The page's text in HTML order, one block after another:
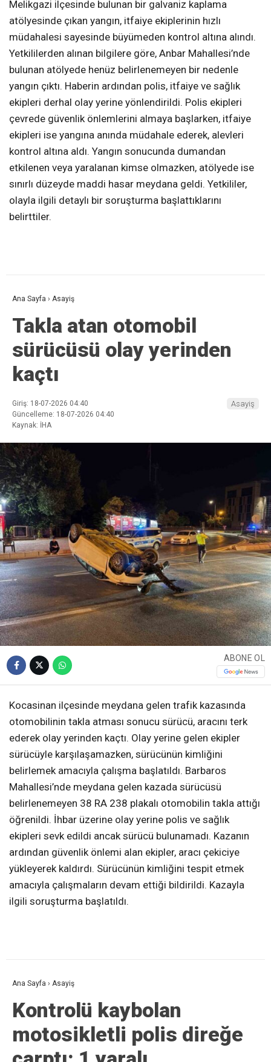
Melikgazi ilçesinde bulunan bir galvaniz kaplama
atölyesinde çıkan yangın, itfaiye ekiplerinin hızlı
müdahalesi sayesinde büyümeden kontrol altına alındı.
Yetkililerden alınan bilgilere göre, Anbar Mahallesi’nde
bulunan atölyede henüz belirlenemeyen bir nedenle
yangın çıktı. Haberin ardından polis, itfaiye ve sağlık
ekipleri derhal olay yerine yönlendirildi. Polis ekipleri
çevrede güvenlik önlemlerini almaya başlarken, itfaiye
ekipleri ise yangına anında müdahale ederek, alevleri
kontrol altına aldı. Yangın sonucunda dumandan
etkilenen veya yaralanan kimse olmazken, atölyede ise
sınırlı düzeyde maddi hasar meydana geldi. Yetkililer,
olayla ilgili detaylı bir soruşturma başlattıklarını
belirttiler.
Ana Sayfa › Asayiş
Takla atan otomobil
sürücüsü olay yerinden
kaçtı
Giriş: 18-07-2026 04:40
Güncelleme: 18-07-2026 04:40
Kaynak: İHA
Asayiş
ABONE OL
Kocasinan ilçesinde meydana gelen trafik kazasında
otomobilinin takla atması sonucu sürücü, aracını terk
ederek olay yerinden kaçtı. Olay yerine gelen ekipler
sürücüyle karşılaşamazken, sürücünün kimliğini
belirlemek amacıyla çalışma başlatıldı. Barbaros
Mahallesi’nde meydana gelen kazada sürücüsü
belirlenemeyen 38 RA 238 plakalı otomobilin takla attığı
öğrenildi. İhbar üzerine olay yerine polis ve sağlık
ekipleri sevk edildi ancak sürücü bulunamadı. Kazanın
ardından güvenlik önlemi alan ekipler, aracı çekiciye
yükleyerek kaldırdı. Sürücünün kimliğini tespit etmek
amacıyla çalışmaların devam ettiği bildirildi. Kazayla
ilgili soruşturma başlatıldı.
Ana Sayfa › Asayiş
Kontrolü kaybolan
motosikletli polis direğe